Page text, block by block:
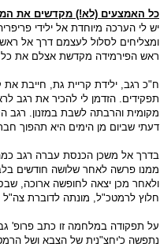
כל האמצעים (לא!) מקדשים את
יש לי הערכה מיוחדת אל ילידי
ומצליחים לסלול לעצמם דרך אל
ראש הפירמידה מקדשת אצלם את כל
ח"כ רגב, ילידת קריית גת, חייבת
תפקידים. הזדמן לי להכיר את רגב
מקומית והרבתה לשבת במזנון. רגב
דעתי שביום מן הימים היא תהפוך
בדרך אל משכן הכנסת עברה רגב
ממנו פרשה לאחר שלושה חודשים
ולאחר מכן יצאה לחופשה ארוכה,
חלוץ לרמטכ"ל, מונתה לדוברת
על תפקודה במלחמה זו כתב פרופ'
נתפשה כ'יחצ"נית של הצבא ושל